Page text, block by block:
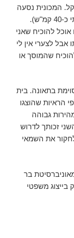
המכונית נסעה
מהר בשביל כביש גישה בתוך חניון (להערכתי כ-40 קמ"ש).
האם אוכל להוכיח שאני
אבל לצערי אין לי
שהמוסך או
בתאונה. בית
הראיות שהוצגו
גבוהה
זכותך לדרוש
את השמאי
בר
בייצוג משפטי